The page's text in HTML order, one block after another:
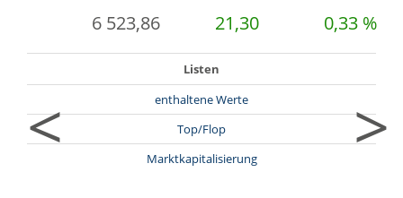
6 523,86 21,30 0,33 %
<
Listen
enthaltene Werte
Top/Flop
Marktkapitalisierung
>